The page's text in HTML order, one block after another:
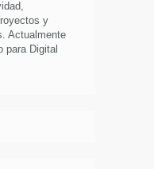
y
Actualmente
para Digital